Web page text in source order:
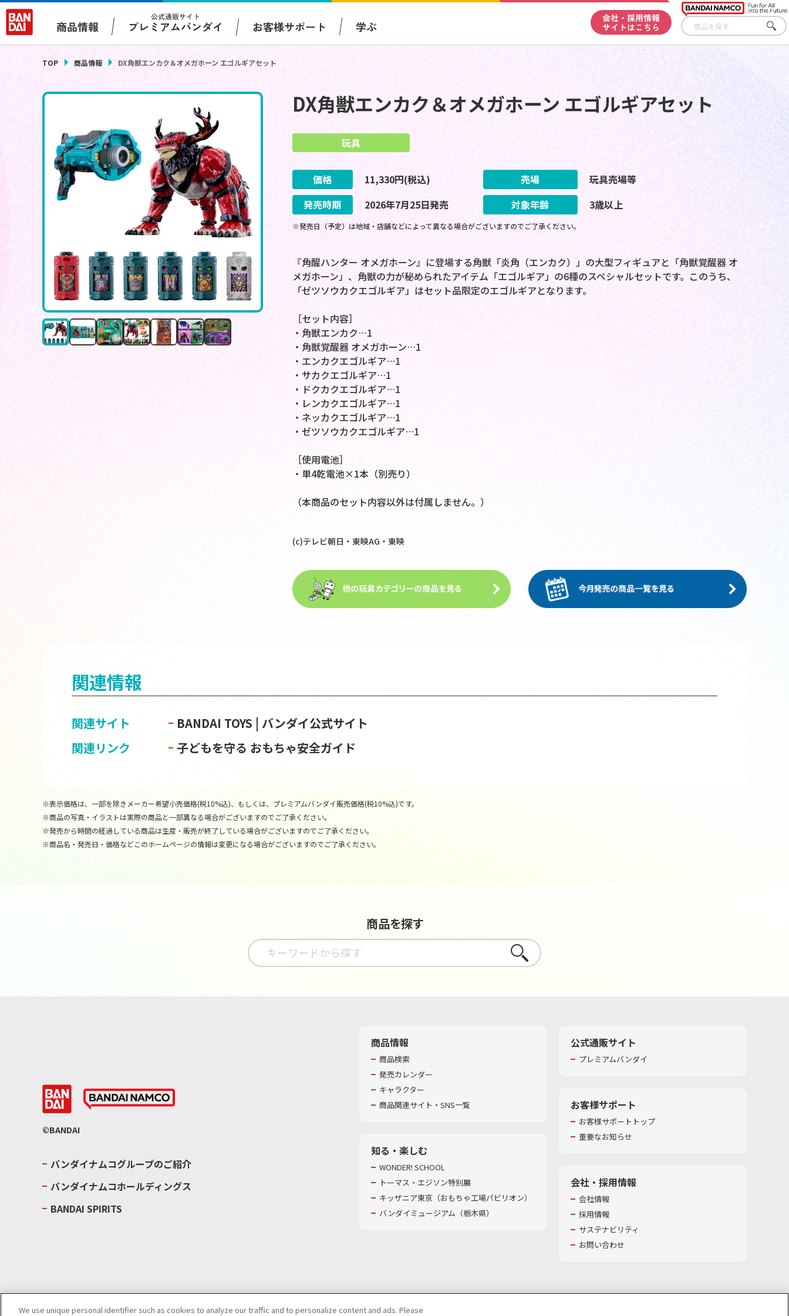
商品情報
公式通販サイト
プレミアムバンダイ お客様サポート 学ぶ
会社・採用情報
サイトはこちら
さが
す
TOP 商品情報 DX角獣エンカク＆オメガホーン エゴルギアセット
DX角獣エンカク＆オメガホーン エゴルギアセット
玩具
価格 11,330円(税込) 売場
玩具売場等
発売時期
2026年7月25日発売 対象年齢 3歳以上
※発売日（予定）は地域・店舗などによって異なる場合がございますのでご了承ください。
『角醒ハンター オメガホーン』に登場する角獣「炎角（エンカク）」の大型フィギュアと「角獣覚醒器 オ
メガホーン」、角獣の力が秘められたアイテム「エゴルギア」の6種のスペシャルセットです。このうち、
「ゼツソウカクエゴルギア」はセット品限定のエゴルギアとなります。
［セット内容］
・角獣エンカク…1
・角獣覚醒器 オメガホーン…1
・エンカクエゴルギア…1
・サカクエゴルギア…1
・ドクカクエゴルギア…1
・レンカクエゴルギア…1
・ネッカクエゴルギア…1
・ゼツソウカクエゴルギア…1
［使用電池］
・単4乾電池×1本（別売り）
（本商品のセット内容以外は付属しません。）
(c)テレビ朝日・東映AG・東映
関連情報
関連サイト
BANDAI TOYS | バンダイ公式サイト
関連リンク
子どもを守る おもちゃ安全ガイド
※表示価格は、一部を除きメーカー希望小売価格(税10%込)、もしくは、プレミアムバンダイ販売価格(税10%込)です。
※商品の写真・イラストは実際の商品と一部異なる場合がございますのでご了承ください。
※発売から時間の経過している商品は生産・販売が終了している場合がございますのでご了承ください。
※商品名・発売日・価格などこのホームページの情報は変更になる場合がございますのでご了承ください。
商品を探す
さがす
©BANDAI
バンダイナムコグループのご紹介
バンダイナムコホールディングス
BANDAI SPIRITS
商品情報
商品検索
発売カレンダー
キャラクター
商品関連サイト・SNS一覧
知る・楽しむ
WONDER! SCHOOL
トーマス・エジソン特別展
キッザニア東京（おもちゃ工場パビリオン）​
バンダイミュージアム（栃木県）
公式通販サイト
プレミアムバンダイ
お客様サポート
お客様サポートトップ
重要なお知らせ
会社・採用情報
会社情報
採用情報
サステナビリティ
お問い合わせ
We use unique personal identifier such as cookies to analyze our traffic and to personalize content and ads. Please